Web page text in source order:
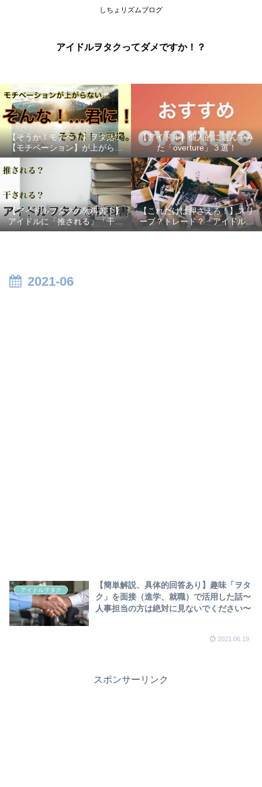
しちょリズムブログ
アイドルヲタクってダメですか！？
【そうか！モチベ！】ヲタ活で
【モチベーション】が上がらな
い時の対処法（推し変する前
【アイドル】個人的に選んでみ
た「overture」３選！
【アイドルヲタクの教科書！】
アイドルに「推される」「干さ
れない」…握手会、特典会で好
【これだけは押さえろ！】スリ
ーブ？トレード？「アイドル生
写真」を購入する際のポイント
2021-06
アイドルヲタク
【簡単解説、具体的回答あり】趣味「ヲタ
ク」を面接（進学、就職）で活用した話〜
人事担当の方は絶対に見ないでください〜
2021.06.19
スポンサーリンク